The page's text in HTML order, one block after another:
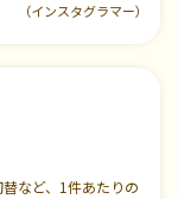
（インスタグラマー）
など、1件あたりの